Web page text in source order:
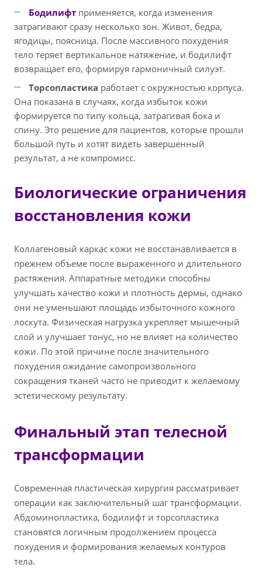
Бодилифт применяется, когда изменения
затрагивают сразу несколько зон. Живот, бедра,
ягодицы, поясница. После массивного похудения
тело теряет вертикальное натяжение, и бодилифт
возвращает его, формируя гармоничный силуэт.
Торсопластика работает с окружностью корпуса.
Она показана в случаях, когда избыток кожи
формируется по типу кольца, затрагивая бока и
спину. Это решение для пациентов, которые прошли
большой путь и хотят видеть завершенный
результат, а не компромисс.
Биологические ограничения
восстановления кожи
Коллагеновый каркас кожи не восстанавливается в
прежнем объеме после выраженного и длительного
растяжения. Аппаратные методики способны
улучшать качество кожи и плотность дермы, однако
они не уменьшают площадь избыточного кожного
лоскута. Физическая нагрузка укрепляет мышечный
слой и улучшает тонус, но не влияет на количество
кожи. По этой причине после значительного
похудения ожидание самопроизвольного
сокращения тканей часто не приводит к желаемому
эстетическому результату.
Финальный этап телесной
трансформации
Современная пластическая хирургия рассматривает
операции как заключительный шаг трансформации.
Абдоминопластика, бодилифт и торсопластика
становятся логичным продолжением процесса
похудения и формирования желаемых контуров
тела.